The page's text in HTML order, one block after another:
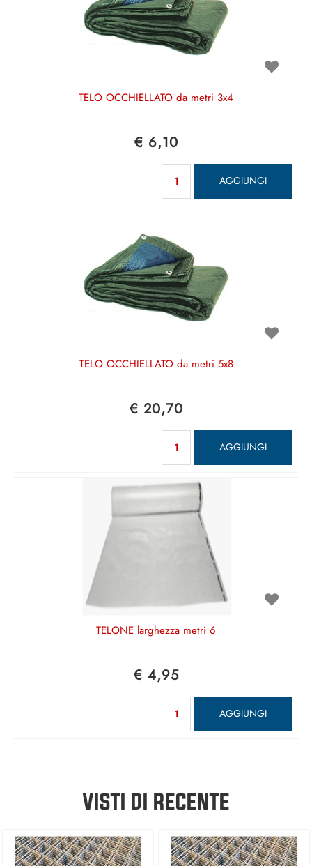
TELO OCCHIELLATO da metri 3x4
€ 6,10
AGGIUNGI
TELO OCCHIELLATO da metri 5x8
€ 20,70
AGGIUNGI
TELONE larghezza metri 6
€ 4,95
AGGIUNGI
VISTI DI RECENTE